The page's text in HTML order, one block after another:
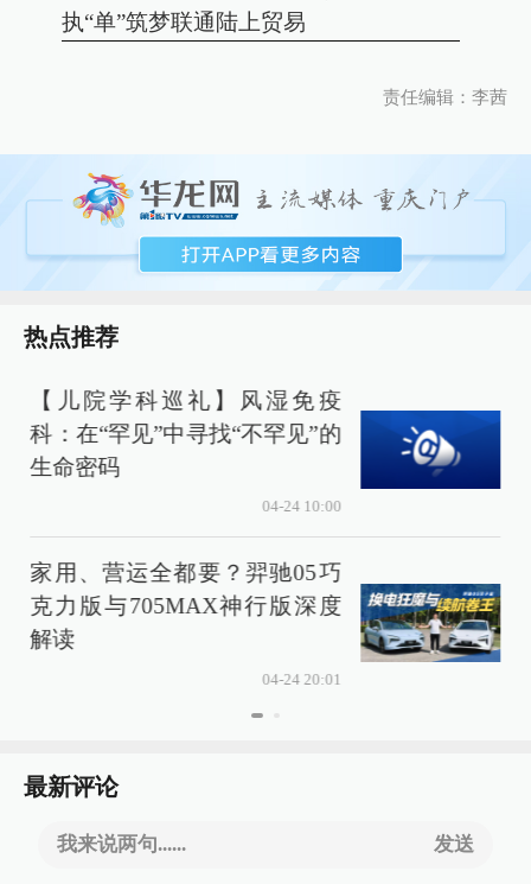
执“单”筑梦联通陆上贸易
责任编辑：李茜
热点推荐
【儿院学科巡礼】风湿免疫
科：在“罕见”中寻找“不罕见”的
生命密码
04-24 10:00
家用、营运全都要？羿驰05巧
克力版与705MAX神行版深度
解读
04-24 20:01
最新评论
我来说两句...... 发送